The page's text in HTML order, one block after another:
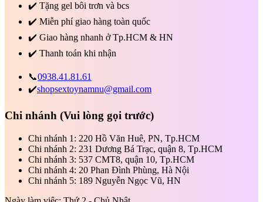
✔️ Tặng gel bôi trơn và bcs
✔️ Miễn phí giao hàng toàn quốc
✔️ Giao hàng nhanh ở Tp.HCM & HN
✔️ Thanh toán khi nhận
📞0938.41.81.61
✔️shopsextoynamnu@gmail.com
Chi nhánh (Vui lòng gọi trước)
Chi nhánh 1: 220 Hồ Văn Huê, PN, Tp.HCM
Chi nhánh 2: 231 Dương Bá Trạc, quận 8, Tp.HCM
Chi nhánh 3: 537 CMT8, quận 10, Tp.HCM
Chi nhánh 4: 20 Phan Đình Phùng, Hà Nội
Chi nhánh 5: 189 Nguyễn Ngọc Vũ, HN